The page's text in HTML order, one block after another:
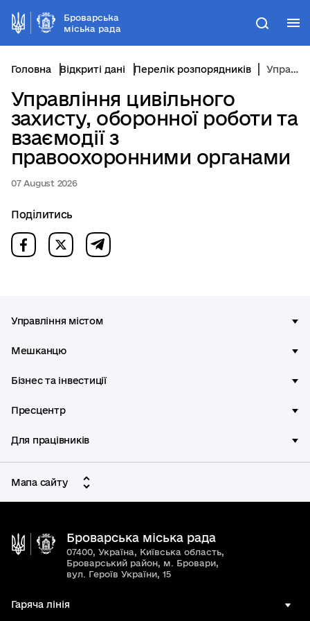
Броварська
міська рада
Пошук
Головна Відкриті дані Перелік розпорядників Управління цивільного захисту, оборонної роботи та взаємодії з правоохоронними органами
Управління цивільного
захисту, оборонної роботи та
взаємодії з
правоохоронними органами
07 August 2026
Поділитись
Управління містом
Мешканцю
Бізнес та інвестиції
Пресцентр
Для працівників
Мапа сайту
Броварська міська рада
07400, Україна, Київська область,
Броварський район, м. Бровари,
вул. Героїв України, 15
Гаряча лінія